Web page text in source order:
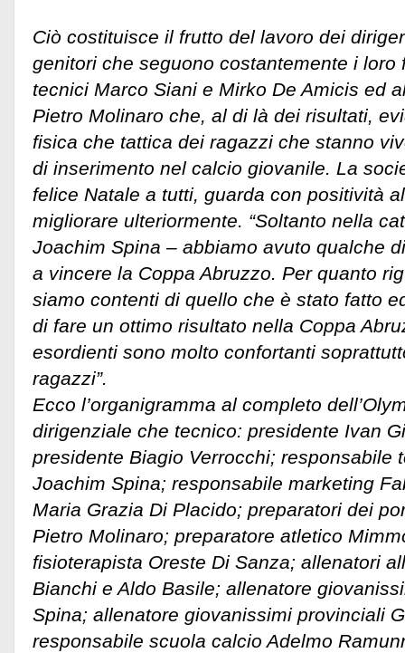
Ciò costituisce il frutto del lavoro dei
genitori che seguono costantemente i loro
tecnici Marco Siani e Mirko De Amicis ed
Pietro Molinaro che, al di là dei risultati,
fisica che tattica dei ragazzi che stanno
di inserimento nel calcio giovanile. La
felice Natale a tutti, guarda con positività
migliorare ulteriormente. “Soltanto nella
Joachim Spina – abbiamo avuto qualche
a vincere la Coppa Abruzzo. Per quanto
siamo contenti di quello che è stato fatto
di fare un ottimo risultato nella Coppa
esordienti sono molto confortanti
ragazzi”.
Ecco l’organigramma al completo
dirigenziale che tecnico: presidente Ivan
presidente Biagio Verrocchi; responsabile
Joachim Spina; responsabile marketing
Maria Grazia Di Placido; preparatori dei
Pietro Molinaro; preparatore atletico
fisioterapista Oreste Di Sanza; allenatori
Bianchi e Aldo Basile; allenatore
Spina; allenatore giovanissimi provinciali
responsabile scuola calcio Adelmo